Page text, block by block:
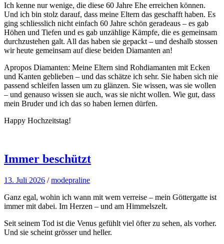
Ich kenne nur wenige, die diese 60 Jahre Ehe erreichen können.
Und ich bin stolz darauf, dass meine Eltern das geschafft haben. Es
ging schliesslich nicht einfach 60 Jahre schön geradeaus – es gab
Höhen und Tiefen und es gab unzählige Kämpfe, die es gemeinsam
durchzustehen galt. All das haben sie gepackt – und deshalb stossen
wir heute gemeinsam auf diese beiden Diamanten an!
Apropos Diamanten: Meine Eltern sind Rohdiamanten mit Ecken
und Kanten geblieben – und das schätze ich sehr. Sie haben sich nie
passend schleifen lassen um zu glänzen. Sie wissen, was sie wollen
– und genauso wissen sie auch, was sie nicht wollen. Wie gut, dass
mein Bruder und ich das so haben lernen dürfen.
Happy Hochzeitstag!
Immer beschützt
13. Juli 2026 /modepraline
Ganz egal, wohin ich wann mit wem verreise – mein Göttergatte ist
immer mit dabei. Im Herzen – und am Himmelszelt.
Seit seinem Tod ist die Venus gefühlt viel öfter zu sehen, als vorher.
Und sie scheint grösser und heller.